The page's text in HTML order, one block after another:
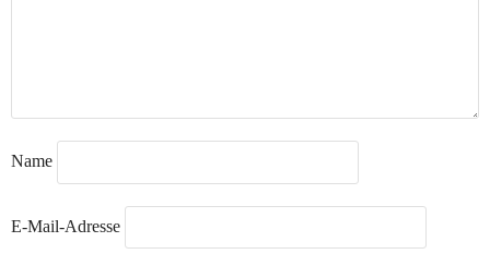
Name
E-Mail-Adresse